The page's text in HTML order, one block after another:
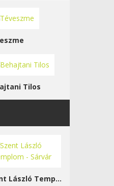
Tilos
Szent László Templom - Sárvár